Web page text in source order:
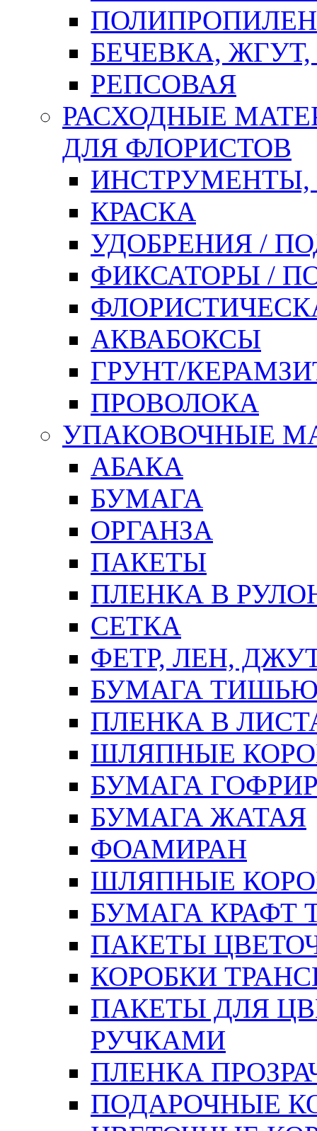
БЕЧЕВКА,
РЕПСОВАЯ
РАСХОДНЫЕ
ДЛЯ ФЛОРИСТОВ
ИНСТРУМЕНТЫ,
КРАСКА
УДОБРЕНИЯ /
ФИКСАТОРЫ /
АКВАБОКСЫ
ГРУНТ/
ПРОВОЛОКА
УПАКОВОЧНЫЕ
АБАКА
БУМАГА
ОРГАНЗА
ПАКЕТЫ
ПЛЕНКА В
СЕТКА
ФЕТР, ЛЕН,
БУМАГА
ПЛЕНКА В
ШЛЯПНЫЕ
БУМАГА
БУМАГА ЖАТАЯ
ФОАМИРАН
ШЛЯПНЫЕ
БУМАГА КРАФТ
ПАКЕТЫ
КОРОБКИ
ПАКЕТЫ ДЛЯ
РУЧКАМИ
ПЛЕНКА
ПОДАРОЧНЫЕ